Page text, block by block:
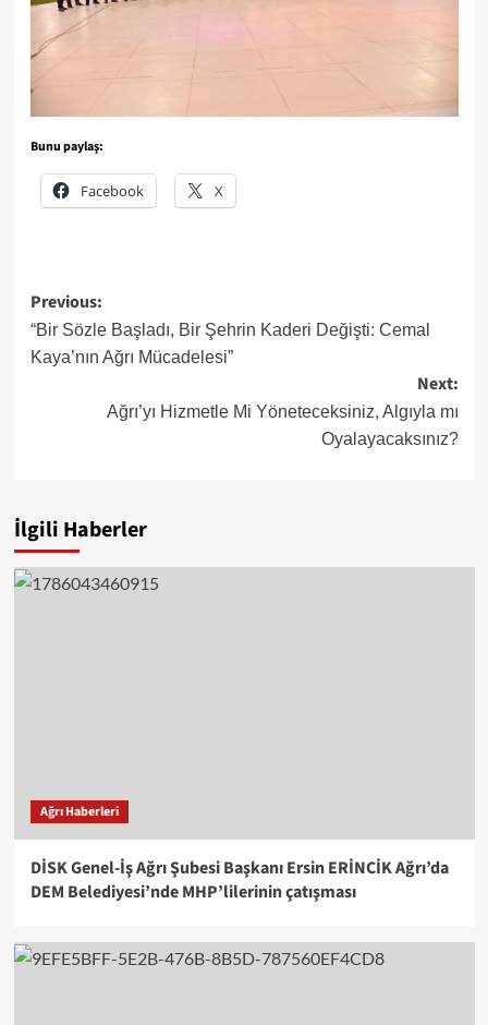
Bunu paylaş:
Facebook X
Post
navigation
Previous:
“Bir Sözle Başladı, Bir Şehrin Kaderi Değişti: Cemal
Kaya’nın Ağrı Mücadelesi”
Next:
Ağrı’yı Hizmetle Mi Yöneteceksiniz, Algıyla mı
Oyalayacaksınız?
İlgili Haberler
Ağrı Haberleri
DİSK Genel-İş Ağrı Şubesi Başkanı Ersin ERİNCİK Ağrı’da
DEM Belediyesi’nde MHP’lilerinin çatışması